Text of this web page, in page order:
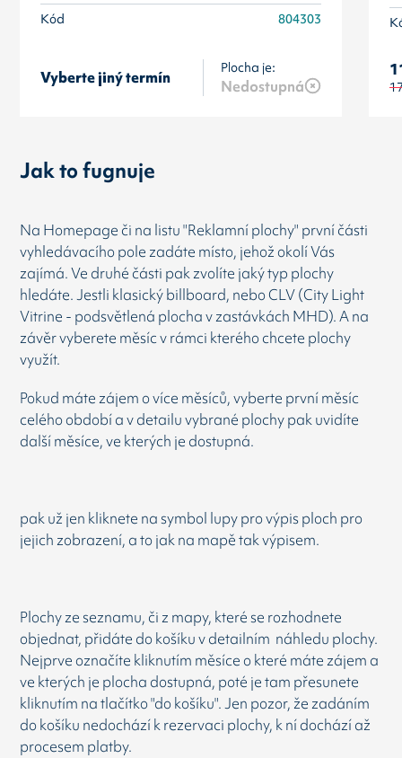
Kód 804303
Vyberte jiný termín
Plocha je:
Nedostupná
Jak to fugnuje
Na Homepage či na listu "Reklamní plochy" první části
vyhledávacího pole zadáte místo, jehož okolí Vás
zajímá. Ve druhé části pak zvolíte jaký typ plochy
hledáte. Jestli klasický billboard, nebo CLV (City Light
Vitrine - podsvětlená plocha v zastávkách MHD). A na
závěr vyberete měsíc v rámci kterého chcete plochy
využít.
Pokud máte zájem o více měsíců, vyberte první měsíc
celého období a v detailu vybrané plochy pak uvidíte
další měsíce, ve kterých je dostupná.
pak už jen kliknete na symbol lupy pro výpis ploch pro
jejich zobrazení, a to jak na mapě tak výpisem.
Plochy ze seznamu, či z mapy, které se rozhodnete
objednat, přidáte do košíku v detailním náhledu plochy.
Nejprve označíte kliknutím měsíce o které máte zájem a
ve kterých je plocha dostupná, poté je tam přesunete
kliknutím na tlačítko "do košíku". Jen pozor, že zadáním
do košíku nedochází k rezervaci plochy, k ní dochází až
procesem platby.